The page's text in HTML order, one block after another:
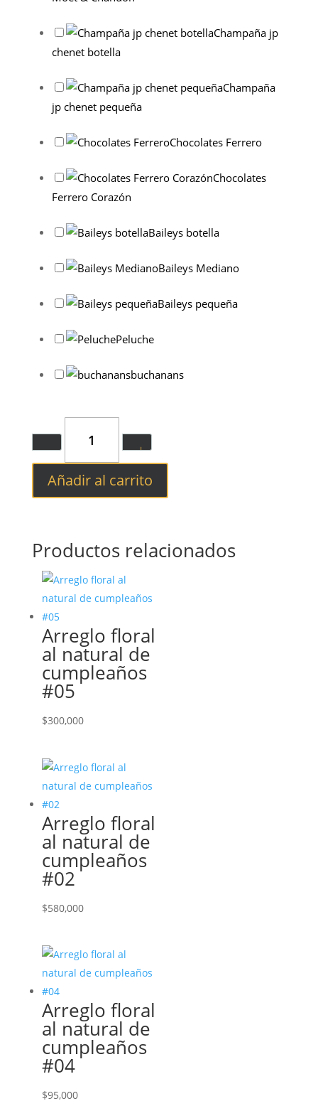
Champaña jp
chenet botella
Champaña
jp chenet pequeña
Chocolates Ferrero
Chocolates
Ferrero Corazón
Baileys botella
Baileys Mediano
Baileys pequeña
Peluche
buchanans
Añadir al carrito
Productos relacionados
Arreglo floral
al natural de
cumpleaños
#05
$300,000
Arreglo floral
al natural de
cumpleaños
#02
$580,000
Arreglo floral
al natural de
cumpleaños
#04
$95,000